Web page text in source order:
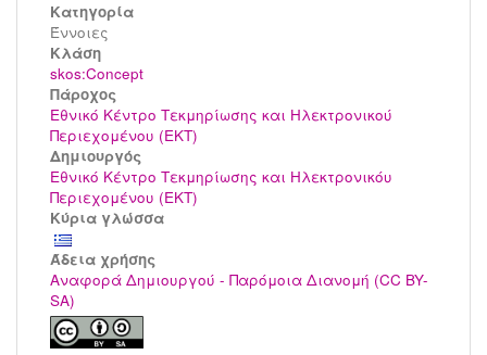
Κατηγορία
Έννοιες
Kλάση
skos:Concept
Πάροχος
Εθνικό Κέντρο Τεκμηρίωσης και Ηλεκτρονικού
Περιεχομένου (ΕΚΤ)
Δημιουργός
Εθνικό Κέντρο Τεκμηρίωσης και Ηλεκτρονικόυ
Περιεχομένου (ΕΚΤ)
Κύρια γλώσσα
Άδεια χρήσης
Αναφορά Δημιουργού - Παρόμοια Διανομή (CC BY-
SA)